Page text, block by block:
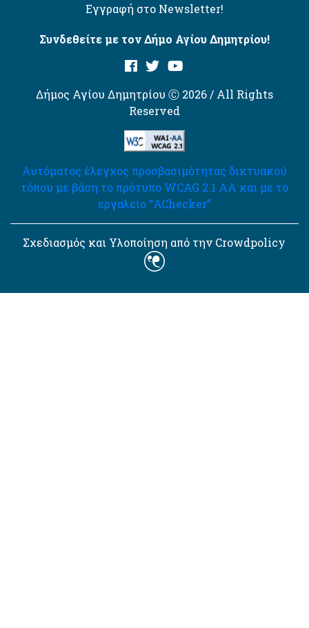
Εγγραφή στο Newsletter!
Συνδεθείτε με τον Δήμο Αγίου Δημητρίου!
Δήμος Αγίου Δημητρίου Ⓒ 2026 / All Rights
Reserved
Αυτόματος έλεγχος προσβασιμότητας δικτυακού
τόπου με βάση το πρότυπο WCAG 2.1 AA και με το
εργαλείο “AChecker”
Σχεδιασμός και Υλοποίηση από την Crowdpolicy